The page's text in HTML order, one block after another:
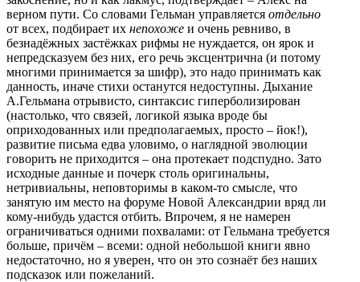
верном пути. Со словами Гельман управляется отдельно
от всех, подбирает их непохоже и очень ревниво, в
безнадёжных застёжках рифмы не нуждается, он ярок и
непредсказуем без них, его речь эксцентрична (и потому
многими принимается за шифр), это надо принимать как
данность, иначе стихи останутся недоступны. Дыхание
А.Гельмана отрывисто, синтаксис гиперболизирован
(настолько, что связей, логикой языка вроде бы
оприходованных или предполагаемых, просто – йок!),
развитие письма едва уловимо, о наглядной эволюции
говорить не приходится – она протекает подспудно. Зато
исходные данные и почерк столь оригинальны,
нетривиальны, неповторимы в каком-то смысле, что
занятую им место на форуме Новой Александрии вряд ли
кому-нибудь удастся отбить. Впрочем, я не намерен
ограничиваться одними похвалами: от Гельмана требуется
больше, причём – всеми: одной небольшой книги явно
недостаточно, но я уверен, что он это сознаёт без наших
подсказок или пожеланий.